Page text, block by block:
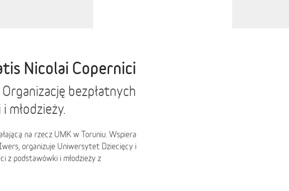
Nicolai Copernici
bezpłatnych
młodzieży.
na rzecz UMK w Toruniu. Wspiera
organizuje Uniwersytet Dziecięcy i
z podstawówki i młodzieży z